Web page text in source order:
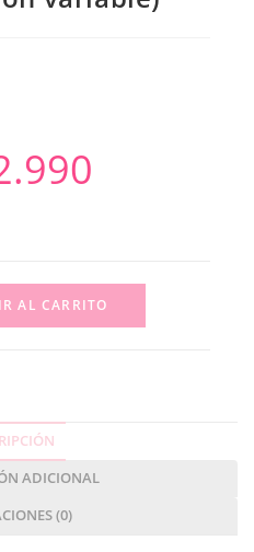
AL CARRITO
ADICIONAL
(0)